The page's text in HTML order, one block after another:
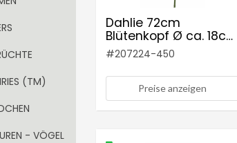
(TM)
- VÖGEL
Dahlie 72cm
Blütenkopf Ø ca. 18cm
Farbe: altrosé
#207224-450
Preise anzeigen